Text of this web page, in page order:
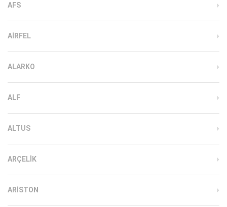
AFS
AIRFEL
ALARKO
ALF
ALTUS
ARÇELIK
ARISTON